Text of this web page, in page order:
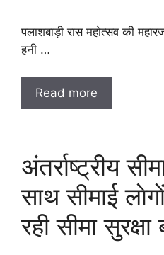
पलाशबाड़ी रास महाेत्सव की
हनी …
Read more
अंतर्राष्ट्रीय
साथ सीमाई
रही सीमा